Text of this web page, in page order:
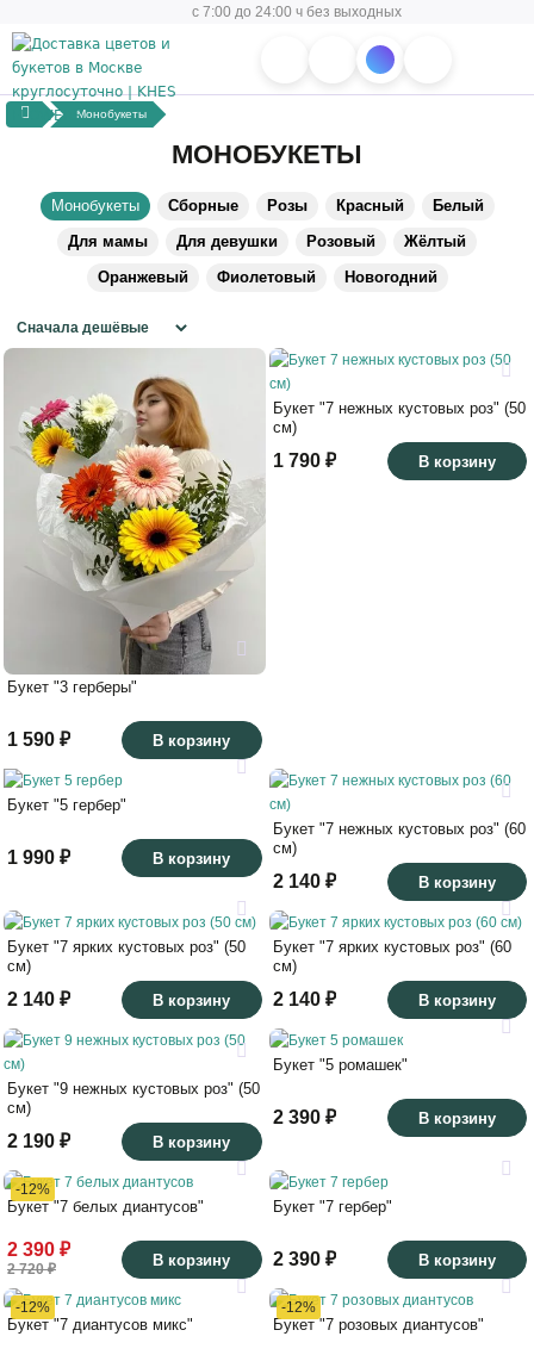
с 7:00 до 24:00 ч без выходных
Монобукеты
МОНОБУКЕТЫ
Монобукеты Сборные Розы Красный
Белый
Для мамы
Для девушки Розовый
Жёлтый
Оранжевый
Фиолетовый Новогодний
Букет "3 герберы"
1 590 ₽ В корзину
Букет "7 нежных кустовых роз" (50
см)
1 790 ₽ В корзину
Букет "5 гербер"
1 990 ₽ В корзину
Букет "7 нежных кустовых роз" (60
см)
2 140 ₽ В корзину
Букет "7 ярких кустовых роз" (50
см)
2 140 ₽ В корзину
Букет "7 ярких кустовых роз" (60
см)
2 140 ₽ В корзину
Букет "9 нежных кустовых роз" (50
см)
2 190 ₽ В корзину
Букет "5 ромашек"
2 390 ₽ В корзину
-12%
Букет "7 белых диантусов"
2 390 ₽
2 720 ₽ В корзину
Букет "7 гербер"
2 390 ₽ В корзину
-12%
Букет "7 диантусов микс"
-12%
Букет "7 розовых диантусов"